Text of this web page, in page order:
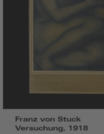
Franz von Stuck
Versuchung, 1918